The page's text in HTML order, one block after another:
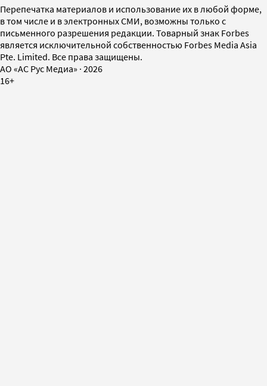
Перепечатка материалов и использование их в любой форме,
в том числе и в электронных СМИ, возможны только с
письменного разрешения редакции. Товарный знак Forbes
является исключительной собственностью Forbes Media Asia
Pte. Limited. Все права защищены.
AO «АС Рус Медиа» · 2026
16+